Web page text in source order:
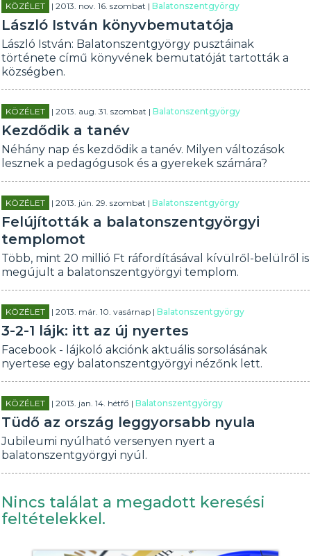
KÖZÉLET | 2013. nov. 16. szombat |Balatonszentgyörgy
László István könyvbemutatója
László István: Balatonszentgyörgy pusztáinak
története című könyvének bemutatóját tartották a
községben.
KÖZÉLET | 2013. aug. 31. szombat |Balatonszentgyörgy
Kezdődik a tanév
Néhány nap és kezdődik a tanév. Milyen változások
lesznek a pedagógusok és a gyerekek számára?
KÖZÉLET | 2013. jún. 29. szombat |Balatonszentgyörgy
Felújították a balatonszentgyörgyi
templomot
Több, mint 20 millió Ft ráfordításával kívülről-belülről is
megújult a balatonszentgyörgyi templom.
KÖZÉLET | 2013. már. 10. vasárnap |Balatonszentgyörgy
3-2-1 lájk: itt az új nyertes
Facebook - lájkoló akciónk aktuális sorsolásának
nyertese egy balatonszentgyörgyi nézőnk lett.
KÖZÉLET | 2013. jan. 14. hétfő |Balatonszentgyörgy
Tüdő az ország leggyorsabb nyula
Jubileumi nyúlható versenyen nyert a
balatonszentgyörgyi nyúl.
Nincs találat a megadott keresési
feltételekkel.